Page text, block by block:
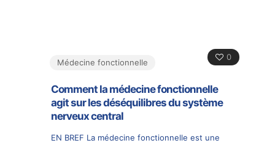
0
Médecine fonctionnelle
Comment la médecine fonctionnelle
agit sur les déséquilibres du système
nerveux central
EN BREF La médecine fonctionnelle est une